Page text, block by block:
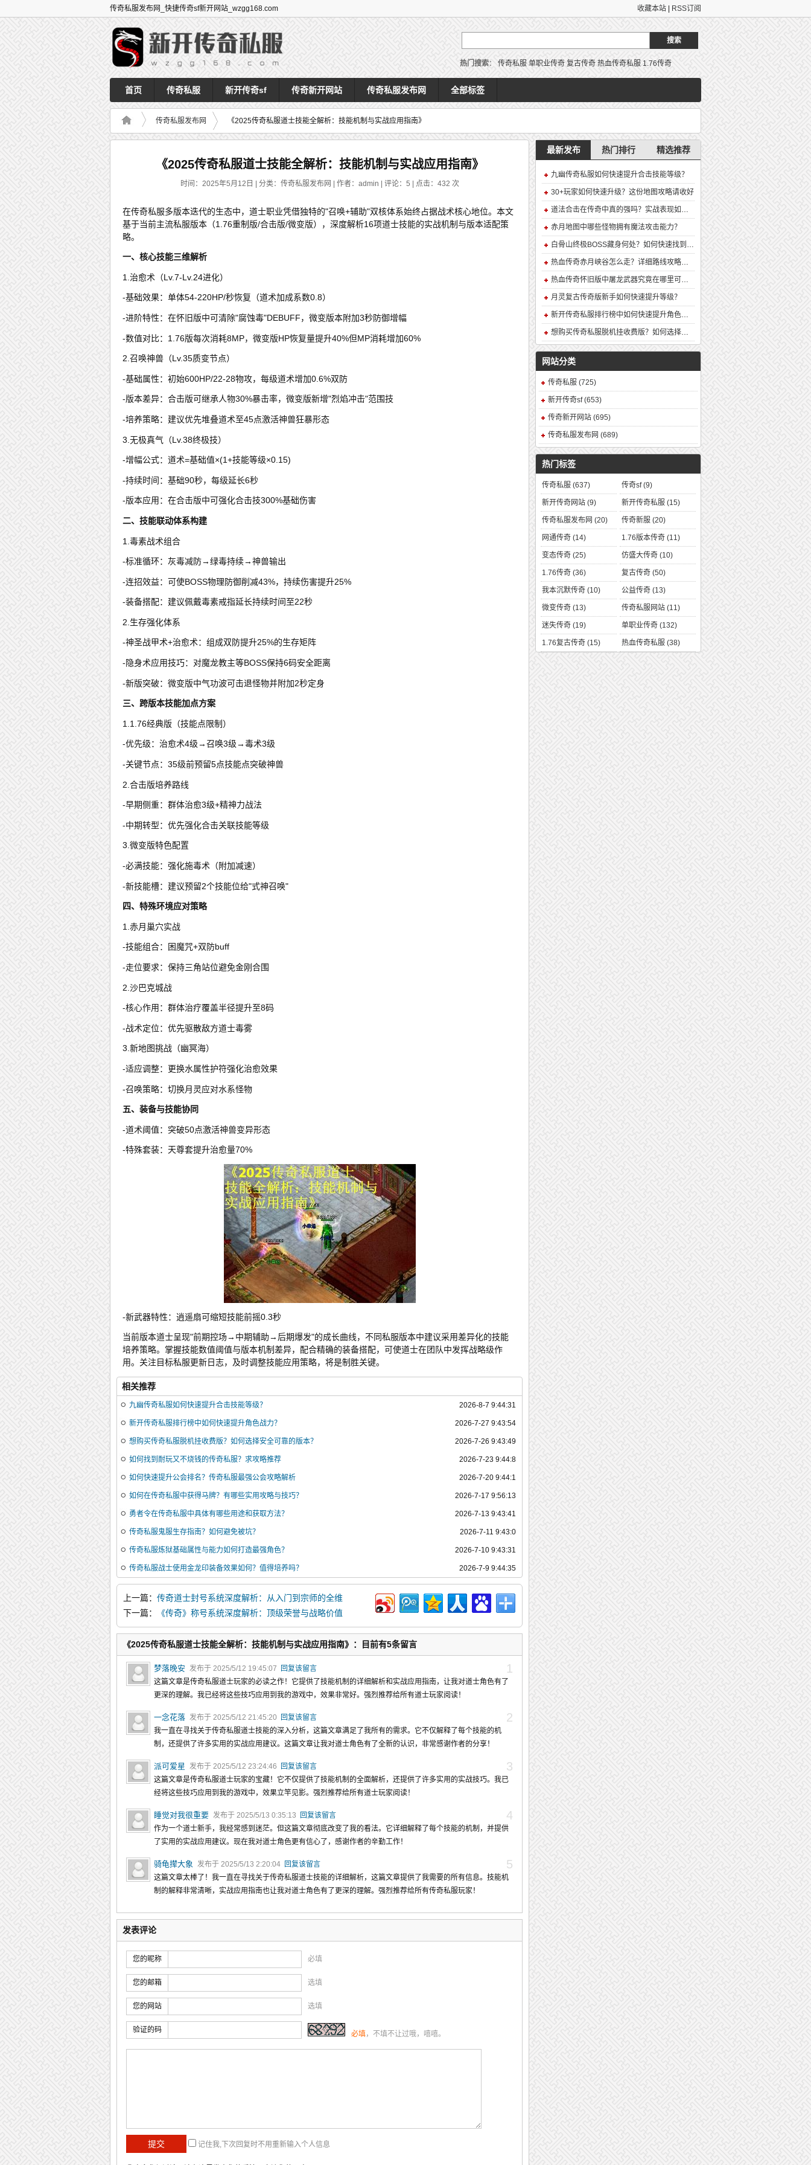
收藏本站 RSS订阅
传奇私服发布网_快捷传奇sf新开网站_wzgg168.com
热门搜索： 传奇私服 单职业传奇 复古传奇 热血传奇私服 1.76传奇
首页 传奇私服 新开传奇sf 传奇新开网站 传奇私服发布网 全部标签
传奇私服发布网 《2025传奇私服道士技能全解析：技能机制与实战应用指南》
《2025传奇私服道士技能全解析：技能机制与实战应用指南》
时间：2025年5月12日 | 分类：传奇私服发布网 | 作者：admin | 评论：5 | 点击： 432 次
在传奇私服多版本迭代的生态中，道士职业凭借独特的"召唤+辅助"双核体系始终占据战术核心地位。本文
基于当前主流私服版本（1.76重制版/合击版/微变版），深度解析16项道士技能的实战机制与版本适配策
略。
一、核心技能三维解析
1.治愈术（Lv.7-Lv.24进化）
-基础效果：单体54-220HP/秒恢复（道术加成系数0.8）
-进阶特性：在怀旧版中可清除"腐蚀毒"DEBUFF，微变版本附加3秒防御增幅
-数值对比：1.76版每次消耗8MP，微变版HP恢复量提升40%但MP消耗增加60%
2.召唤神兽（Lv.35质变节点）
-基础属性：初始600HP/22-28物攻，每级道术增加0.6%双防
-版本差异：合击版可继承人物30%暴击率，微变版新增"烈焰冲击"范围技
-培养策略：建议优先堆叠道术至45点激活神兽狂暴形态
3.无极真气（Lv.38终极技）
-增幅公式：道术=基础值×(1+技能等级×0.15)
-持续时间：基础90秒，每级延长6秒
-版本应用：在合击版中可强化合击技300%基础伤害
二、技能联动体系构建
1.毒素战术组合
-标准循环：灰毒减防→绿毒持续→神兽输出
-连招效益：可使BOSS物理防御削减43%，持续伤害提升25%
-装备搭配：建议佩戴毒素戒指延长持续时间至22秒
2.生存强化体系
-神圣战甲术+治愈术：组成双防提升25%的生存矩阵
-隐身术应用技巧：对魔龙教主等BOSS保持6码安全距离
-新版突破：微变版中气功波可击退怪物并附加2秒定身
三、跨版本技能加点方案
1.1.76经典版（技能点限制）
-优先级：治愈术4级→召唤3级→毒术3级
-关键节点：35级前预留5点技能点突破神兽
2.合击版培养路线
-早期侧重：群体治愈3级+精神力战法
-中期转型：优先强化合击关联技能等级
3.微变版特色配置
-必满技能：强化施毒术（附加减速）
-新技能槽：建议预留2个技能位给"式神召唤"
四、特殊环境应对策略
1.赤月巢穴实战
-技能组合：困魔咒+双防buff
-走位要求：保持三角站位避免金刚合围
2.沙巴克城战
-核心作用：群体治疗覆盖半径提升至8码
-战术定位：优先驱散敌方道士毒雾
3.新地图挑战（幽冥海）
-适应调整：更换水属性护符强化治愈效果
-召唤策略：切换月灵应对水系怪物
五、装备与技能协同
-道术阈值：突破50点激活神兽变异形态
-特殊套装：天尊套提升治愈量70%
-新武器特性：逍遥扇可缩短技能前摇0.3秒
当前版本道士呈现"前期控场→中期辅助→后期爆发"的成长曲线，不同私服版本中建议采用差异化的技能
培养策略。掌握技能数值阈值与版本机制差异，配合精确的装备搭配，可使道士在团队中发挥战略级作
用。关注目标私服更新日志，及时调整技能应用策略，将是制胜关键。
相关推荐
2026-8-7 9:44:31
九幽传奇私服如何快速提升合击技能等级？
2026-7-27 9:43:54
新开传奇私服排行榜中如何快速提升角色战力？
2026-7-26 9:43:49
想购买传奇私服脱机挂收费版？如何选择安全可靠的版本？
2026-7-23 9:44:8
如何找到耐玩又不烧钱的传奇私服？求攻略推荐
2026-7-20 9:44:1
如何快速提升公会排名？传奇私服最强公会攻略解析
2026-7-17 9:56:13
如何在传奇私服中获得马牌？有哪些实用攻略与技巧？
2026-7-13 9:43:41
勇者令在传奇私服中具体有哪些用途和获取方法？
2026-7-11 9:43:0
传奇私服鬼服生存指南？如何避免被坑？
2026-7-10 9:43:31
传奇私服炼狱基础属性与能力如何打造最强角色？
2026-7-9 9:44:35
传奇私服战士使用金龙印装备效果如何？值得培养吗？
上一篇： 传奇道士封号系统深度解析：从入门到宗师的全维
度攻略
下一篇：
《传奇》称号系统深度解析：顶级荣誉与战略价值
全攻略
《2025传奇私服道士技能全解析：技能机制与实战应用指南》：目前有5条留言
1
梦落晚安 发布于 2025/5/12 19:45:07
回复该留言
这篇文章是传奇私服道士玩家的必读之作！它提供了技能机制的详细解析和实战应用指南，让我对道士角色有了
更深的理解。我已经将这些技巧应用到我的游戏中，效果非常好。强烈推荐给所有道士玩家阅读！
2
一念花落 发布于 2025/5/12 21:45:20
回复该留言
我一直在寻找关于传奇私服道士技能的深入分析，这篇文章满足了我所有的需求。它不仅解释了每个技能的机
制，还提供了许多实用的实战应用建议。这篇文章让我对道士角色有了全新的认识，非常感谢作者的分享！
3
派可爱星 发布于 2025/5/12 23:24:46
回复该留言
这篇文章是传奇私服道士玩家的宝藏！它不仅提供了技能机制的全面解析，还提供了许多实用的实战技巧。我已
经将这些技巧应用到我的游戏中，效果立竿见影。强烈推荐给所有道士玩家阅读！
4
睡觉对我很重要 发布于 2025/5/13 0:35:13
回复该留言
作为一个道士新手，我经常感到迷茫。但这篇文章彻底改变了我的看法。它详细解释了每个技能的机制，并提供
了实用的实战应用建议。现在我对道士角色更有信心了，感谢作者的辛勤工作！
5
骑龟撵大象 发布于 2025/5/13 2:20:04 回复该留言
这篇文章太棒了！我一直在寻找关于传奇私服道士技能的详细解析，这篇文章提供了我需要的所有信息。技能机
制的解释非常清晰，实战应用指南也让我对道士角色有了更深的理解。强烈推荐给所有传奇私服玩家！
发表评论
您的昵称 必填
您的邮箱 选填
您的网站 选填
验证的码 必填，不填不让过哦，嘻嘻。
记住我,下次回复时不用重新输入个人信息
最新发布 热门排行 精选推荐
九幽传奇私服如何快速提升合击技能等级？
30+玩家如何快速升级？这份地图攻略请收好
道法合击在传奇中真的强吗？实战表现如何？
赤月地图中哪些怪物拥有魔法攻击能力？
白骨山终极BOSS藏身何处？如何快速找到并击败它？
热血传奇赤月峡谷怎么走？详细路线攻略解析
热血传奇怀旧版中屠龙武器究竟在哪里可以合成？
月灵复古传奇版新手如何快速提升等级？
新开传奇私服排行榜中如何快速提升角色战力？
想购买传奇私服脱机挂收费版？如何选择安全可靠的版本？
网站分类
传奇私服 (725)
新开传奇sf(653)
传奇新开网站 (695)
传奇私服发布网 (689)
热门标签
传奇私服 (637) 传奇sf(9)
新开传奇网站 (9) 新开传奇私服(15)
传奇私服发布网 (20) 传奇新服(20)
网通传奇 (14) 1.76版本传奇(11)
变态传奇 (25) 仿盛大传奇(10)
1.76传奇 (36) 复古传奇(50)
我本沉默传奇 (10) 公益传奇(13)
微变传奇 (13) 传奇私服网站(11)
迷失传奇 (19) 单职业传奇(132)
1.76复古传奇 (15) 热血传奇私服(38)